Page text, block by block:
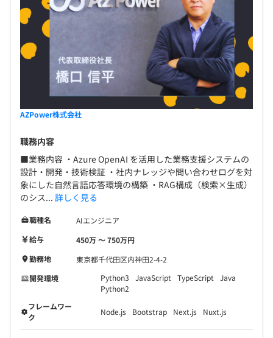
また、検証用テナント、ライセンス、サブスクリプション
が付与されるので、実際にさわりながら学べるためより理
解が深まる環境です。もちろん書籍購入においても経費精
算がOK。個人の負担はほぼなく、エンジニアとして理解
と知識を深めていけます。
【開発環境】
■開発環境・ツール
・Git
・課題管理ツール（ITS／BTS）
・Docker
・GitHub／GitLab
※VSCode／Git／課題管理ツールは、一般的な実務経験が
あれば利用している前提です。
■Azure関連（以下のいずれかの利用経験があると尚可）
・App Service／Azure Function
・Azure Database／Blob Storage／Cosmos DB
・Azure Key Vault
・Azure Monitor／Application Insights
■Microsoft 365 アプリ開発経験（任意）
・Teams アプリ開発
・Excel／PowerPoint プラグイン開発
3カ月（条件などの変更はありません）
AZPower株式会社
職務内容
■業務内容 ・Azure OpenAI を活用した業務支援システムの
設計・開発・技術検証 ・社内ナレッジや問い合わせログを対
象にした自然言語応答環境の構築 ・RAG構成（検索×生成）
のシス... 詳しく見る
職種名
AIエンジニア
給与
450万 〜 750万円
勤務地
東京都千代田区内神田2-4-2
開発環境
Python3 JavaScript TypeScript
Java
Python2
フレームワー
ク
Node.js Bootstrap Next.js Nuxt.js